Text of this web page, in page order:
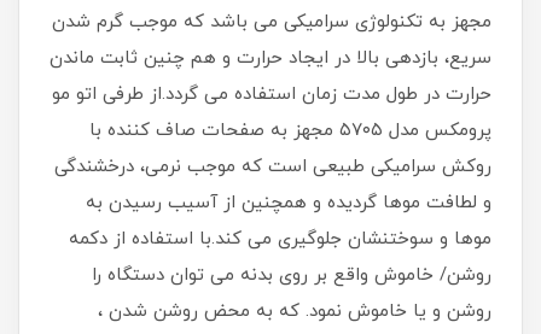
مجهز به تکنولوژی سرامیکی می باشد که موجب گرم شدن
سریع، بازدهی بالا در ایجاد حرارت و هم چنین ثابت ماندن
حرارت در طول مدت زمان استفاده می گردد.از طرفی اتو مو
پرومکس مدل ۵۷۰۵ مجهز به صفحات صاف کننده با
روکش سرامیکی طبیعی است که موجب نرمی، درخشندگی
و لطافت موها گردیده و همچنین از آسیب رسیدن به
موها و سوختنشان جلوگیری می کند.با استفاده از دکمه
روشن/ خاموش واقع بر روی بدنه می توان دستگاه را
روشن و یا خاموش نمود. که به محض روشن شدن ،